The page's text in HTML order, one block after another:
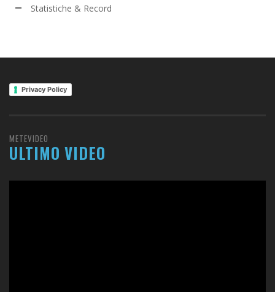
Statistiche & Record
Privacy Policy
METEVIDEO
ULTIMO VIDEO